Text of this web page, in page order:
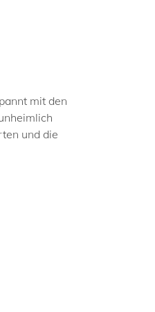
mit den
und die